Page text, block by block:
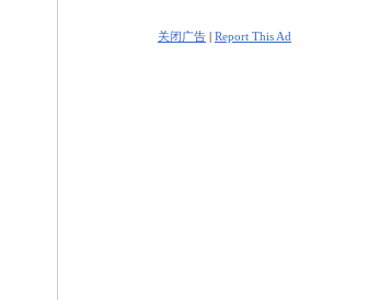
关闭广告 | Report This Ad